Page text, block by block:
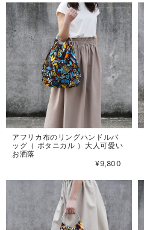
アフリカ布のリングハンドルバ
ッグ（ ボタニカル ）大人可愛い
お洒落
¥9,800